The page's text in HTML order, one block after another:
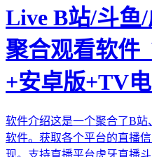
Live B站/斗鱼
聚合观看软件
+安卓版+TV
软件介绍这是一个聚合了B
软件。获取各个平台的直播
现。支持直播平台虎牙直播